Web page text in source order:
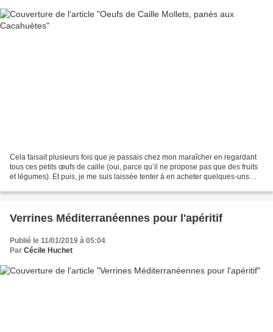
Cela faisait plusieurs fois que je passais chez mon maraîcher en regardant
tous ces petits œufs de caille (oui, parce qu’il ne propose pas que des fruits
et légumes). Et puis, je me suis laissée tenter à en acheter quelques-uns
Verrines Méditerranéennes pour l'apéritif
Publié le 11/01/2019 à 05:04
Par Cécile Huchet